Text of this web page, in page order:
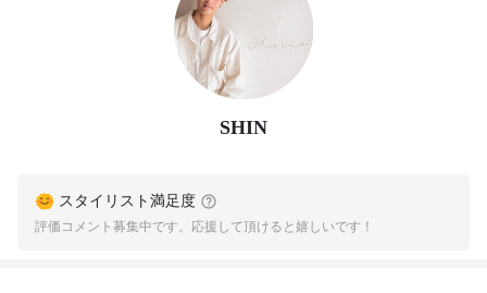
SHIN
スタイリスト満足度
評価コメント募集中です。応援して頂けると嬉しいです！